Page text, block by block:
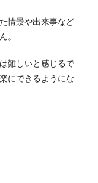
情景や出来事など
。
難しいと感じるで
にできるようにな